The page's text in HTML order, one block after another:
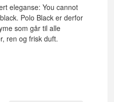
eleganse: You cannot
Polo Black er derfor
som går til alle
ren og frisk duft.